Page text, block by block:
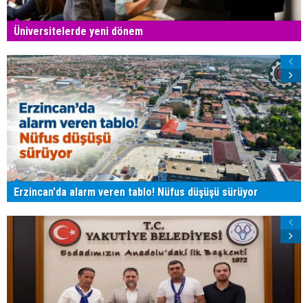
Üniversitelerde yeni dönem
Erzincan'da alarm veren tablo! Nüfus düşüşü sürüyor